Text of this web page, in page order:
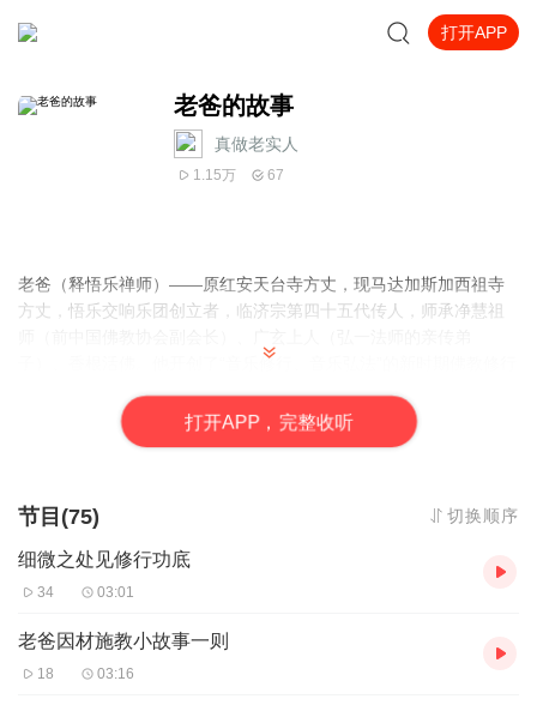
打开APP
老爸的故事
真做老实人
1.15万 67
老爸（释悟乐禅师）——原红安天台寺方丈，现马达加斯加西祖寺
方丈，悟乐交响乐团创立者，临济宗第四十五代传人，师承净慧祖
子）、香根活佛。他开创了“音乐修行、音乐弘法”的新时期佛教修行
民友谊、世界和平！
打开APP，完整收听
节目(75) 切换顺序
细微之处见修行功底
34 03:01
老爸因材施教小故事一则
18 03:16